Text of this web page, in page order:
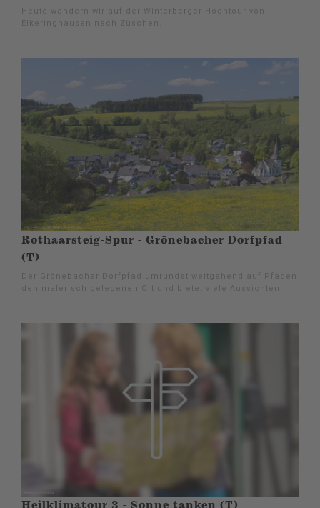
Heute wandern wir auf der Winterberger Hochtour von
Elkeringhausen nach Züschen.
Rothaarsteig-Spur - Grönebacher Dorfpfad
(T)
Der Grönebacher Dorfpfad umrundet weitgehend auf Pfaden
den malerisch gelegenen Ort und bietet viele Aussichten.